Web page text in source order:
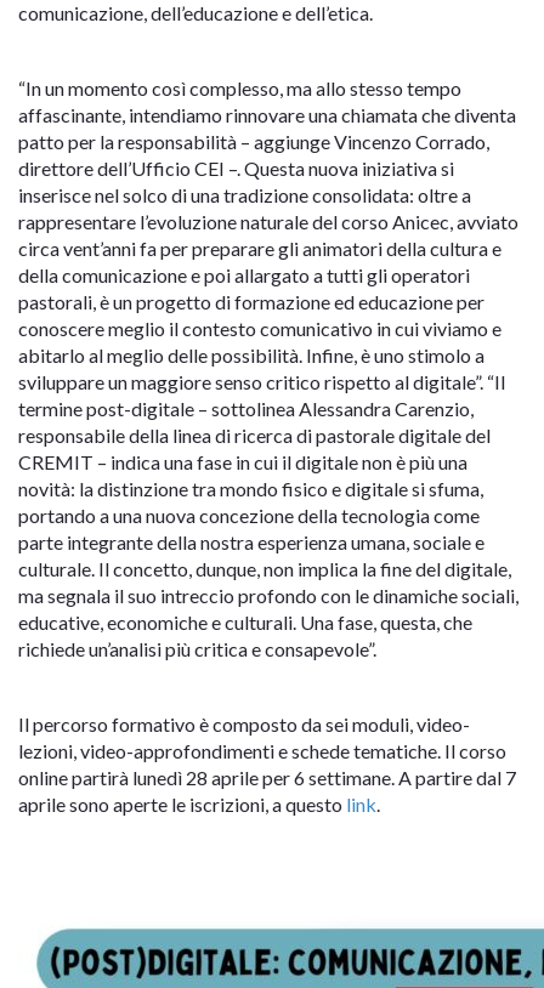
comunicazione, dell’educazione e dell’etica.
“In un momento così complesso, ma allo stesso tempo
affascinante, intendiamo rinnovare una chiamata che diventa
patto per la responsabilità – aggiunge Vincenzo Corrado,
direttore dell’Ufficio CEI –. Questa nuova iniziativa si
inserisce nel solco di una tradizione consolidata: oltre a
rappresentare l’evoluzione naturale del corso Anicec, avviato
circa vent’anni fa per preparare gli animatori della cultura e
della comunicazione e poi allargato a tutti gli operatori
pastorali, è un progetto di formazione ed educazione per
conoscere meglio il contesto comunicativo in cui viviamo e
abitarlo al meglio delle possibilità. Infine, è uno stimolo a
sviluppare un maggiore senso critico rispetto al digitale”. “Il
termine post-digitale – sottolinea Alessandra Carenzio,
responsabile della linea di ricerca di pastorale digitale del
CREMIT – indica una fase in cui il digitale non è più una
novità: la distinzione tra mondo fisico e digitale si sfuma,
portando a una nuova concezione della tecnologia come
parte integrante della nostra esperienza umana, sociale e
culturale. Il concetto, dunque, non implica la fine del digitale,
ma segnala il suo intreccio profondo con le dinamiche sociali,
educative, economiche e culturali. Una fase, questa, che
richiede un’analisi più critica e consapevole”.
Il percorso formativo è composto da sei moduli, video-
lezioni, video-approfondimenti e schede tematiche. Il corso
online partirà lunedì 28 aprile per 6 settimane. A partire dal 7
aprile sono aperte le iscrizioni, a questo link.